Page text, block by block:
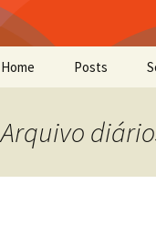
Home Posts
Arquivo